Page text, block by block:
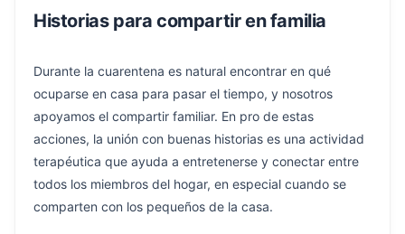
Historias para compartir en familia
Durante la cuarentena es natural encontrar en qué
ocuparse en casa para pasar el tiempo, y nosotros
apoyamos el compartir familiar. En pro de estas
acciones, la unión con buenas historias es una actividad
terapéutica que ayuda a entretenerse y conectar entre
todos los miembros del hogar, en especial cuando se
comparten con los pequeños de la casa.